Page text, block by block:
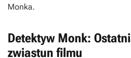
Monka.
Detektyw Monk:
zwiastun filmu